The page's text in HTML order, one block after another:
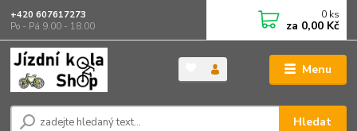
Menu
Hledat
+420 607617273
Po - Pá 9.00 - 18.00
0 ks
za 0,00 Kč